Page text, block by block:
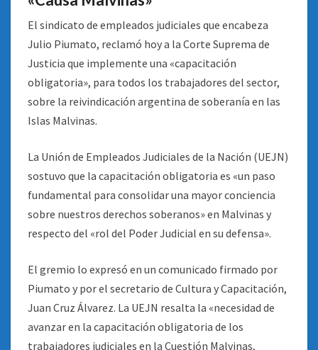
El sindicato de empleados judiciales que encabeza
Julio Piumato, reclamó hoy a la Corte Suprema de
Justicia que implemente una «capacitación
obligatoria», para todos los trabajadores del sector,
sobre la reivindicación argentina de soberanía en las
Islas Malvinas.
La Unión de Empleados Judiciales de la Nación (UEJN)
sostuvo que la capacitación obligatoria es «un paso
fundamental para consolidar una mayor conciencia
sobre nuestros derechos soberanos» en Malvinas y
respecto del «rol del Poder Judicial en su defensa».
El gremio lo expresó en un comunicado firmado por
Piumato y por el secretario de Cultura y Capacitación,
Juan Cruz Álvarez. La UEJN resalta la «necesidad de
avanzar en la capacitación obligatoria de los
trabajadores judiciales en la Cuestión Malvinas,